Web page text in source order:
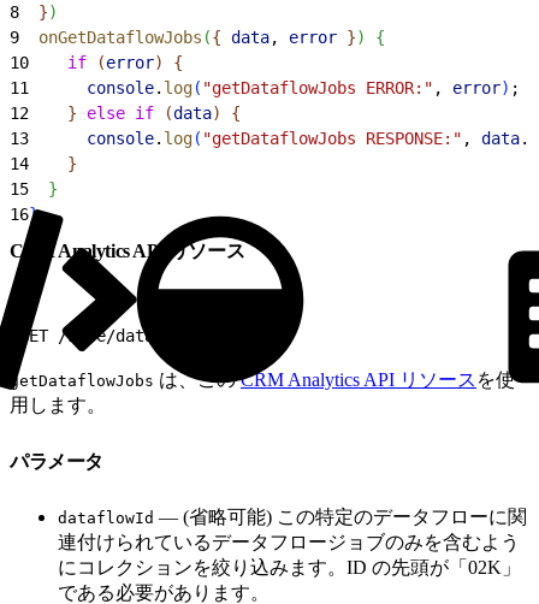
8
})
9
  onGetDataflowJobs
({ data, error })
{
10
    if
(error)
{
11
      console
. log( "getDataflowJobs ERROR:" , error) ;
12
} else if (data)
{
13
      console
. log( "getDataflowJobs RESPONSE:" , data.
14
}
15
}
16}
CRM Analytics API リソース
GET /wave/dataflowjobs
getDataflowJobs は、このCRM Analytics API リソース を使
用します。
パラメータ
dataflowId — (省略可能) この特定のデータフローに関
連付けられているデータフロージョブのみを含むよう
にコレクションを絞り込みます。ID の先頭が「02K」
である必要があります。